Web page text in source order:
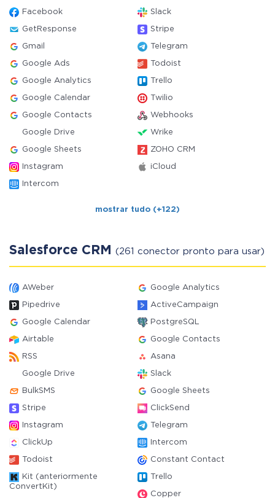
Facebook Slack
GetResponse Stripe
Gmail Telegram
Google Ads Todoist
Google Analytics Trello
Google Calendar Twilio
Google Contacts Webhooks
Google Drive Wrike
Google Sheets ZOHO CRM
Instagram iCloud
Intercom
mostrar tudo (+122)
Salesforce CRM (261 conector pronto para usar)
AWeber Google Analytics
Pipedrive ActiveCampaign
Google Calendar PostgreSQL
Airtable Google Contacts
RSS Asana
Google Drive Slack
BulkSMS Google Sheets
Stripe ClickSend
Instagram Telegram
ClickUp Intercom
Todoist Constant Contact
Kit (anteriormente
ConvertKit)
Trello
Copper